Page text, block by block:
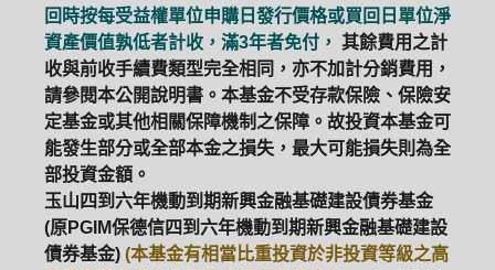
回時按每受益權單位申購日發行價格或買回日單位淨
資產價值孰低者計收，滿3年者免付， 其餘費用之計
收與前收手續費類型完全相同，亦不加計分銷費用，
請參閱本公開說明書。本基金不受存款保險、保險安
定基金或其他相關保障機制之保障。故投資本基金可
能發生部分或全部本金之損失，最大可能損失則為全
部投資金額。
玉山四到六年機動到期新興金融基礎建設債券基金
(原PGIM保德信四到六年機動到期新興金融基礎建設
債券基金) (本基金有相當比重投資於非投資等級之高